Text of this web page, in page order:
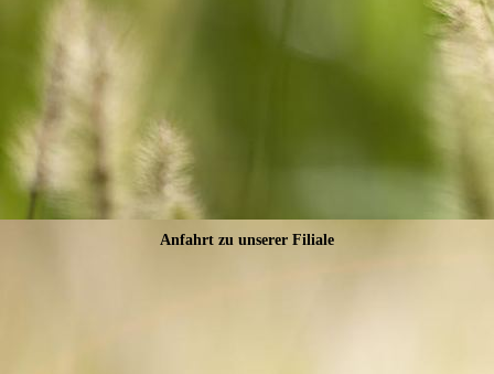
Anfahrt zu unserer Filiale